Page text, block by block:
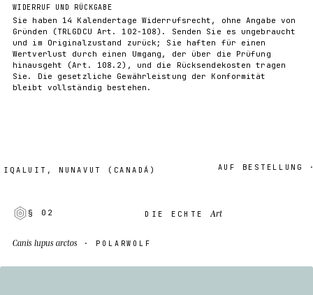
WIDERRUF UND RÜCKGABE
Sie haben 14 Kalendertage Widerrufsrecht, ohne Angabe von
Gründen (TRLGDCU Art. 102-108). Senden Sie es ungebraucht
und im Originalzustand zurück; Sie haften für einen
Wertverlust durch einen Umgang, der über die Prüfung
hinausgeht (Art. 108.2), und die Rücksendekosten tragen
Sie. Die gesetzliche Gewährleistung der Konformität
bleibt vollständig bestehen.
NUNAVUT (CANADÁ) AUF BESTELLUNG ·
§ 02 DIE ECHTEArt
Canis lupus arctos · POLARWOLF